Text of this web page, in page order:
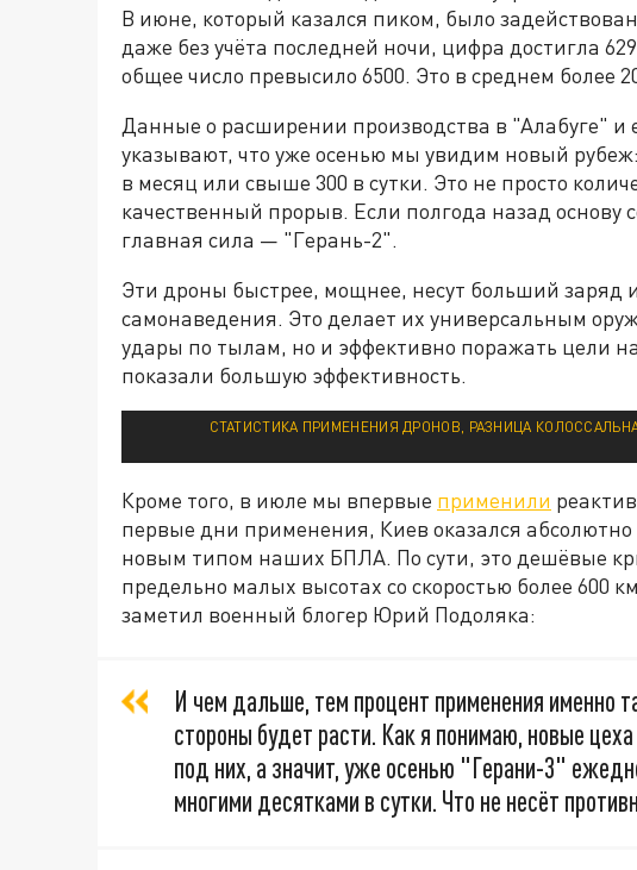
В июне, который казался пиком, было
даже без учёта последней ночи, цифра достигла
общее число превысило 6500. Это в среднем более
Данные о расширении производства в "Алабуге" и
указывают, что уже осенью мы увидим новый
в месяц или свыше 300 в сутки. Это не просто
качественный прорыв. Если полгода назад основу
главная сила — "Герань-2".
Эти дроны быстрее, мощнее, несут больший заряд
самонаведения. Это делает их универсальным
удары по тылам, но и эффективно поражать цели
показали большую эффективность.
СТАТИСТИКА ПРИМЕНЕНИЯ ДРОНОВ, РАЗНИЦА
Кроме того, в июле мы впервые применили
первые дни применения, Киев оказался абсолютно
новым типом наших БПЛА. По сути, это дешёвые
предельно малых высотах со скоростью более 600
заметил военный блогер Юрий Подоляка:
И чем дальше, тем процент применения именно
стороны будет расти. Как я понимаю, новые
под них, а значит, уже осенью "Герани-3"
многими десятками в сутки. Что не несёт